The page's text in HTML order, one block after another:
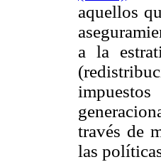
aquellos
a la
través de
las